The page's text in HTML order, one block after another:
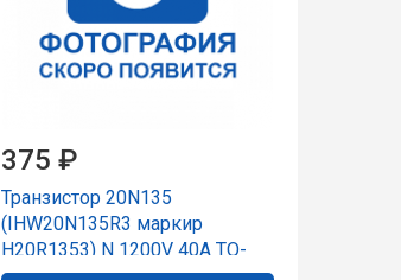
375 ₽
Транзистор 20N135
(IHW20N135R3 маркир
H20R1353) N 1200V 40A TO-